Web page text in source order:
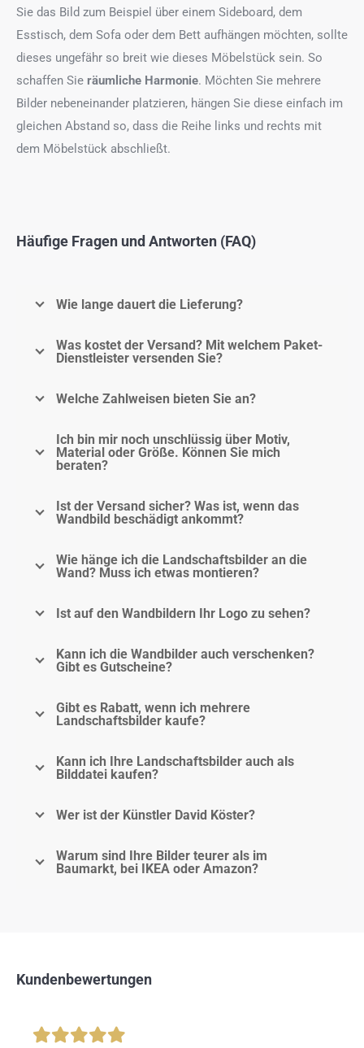
Sie das Bild zum Beispiel über einem Sideboard, dem
Esstisch, dem Sofa oder dem Bett aufhängen möchten, sollte
dieses ungefähr so breit wie dieses Möbelstück sein. So
schaffen Sie räumliche Harmonie. Möchten Sie mehrere
Bilder nebeneinander platzieren, hängen Sie diese einfach im
gleichen Abstand so, dass die Reihe links und rechts mit
dem Möbelstück abschließt.
Häufige Fragen und Antworten (FAQ)
Wie lange dauert die Lieferung?
Was kostet der Versand? Mit welchem Paket-
Dienstleister versenden Sie?
Welche Zahlweisen bieten Sie an?
Ich bin mir noch unschlüssig über Motiv,
Material oder Größe. Können Sie mich
beraten?
Ist der Versand sicher? Was ist, wenn das
Wandbild beschädigt ankommt?
Wie hänge ich die Landschaftsbilder an die
Wand? Muss ich etwas montieren?
Ist auf den Wandbildern Ihr Logo zu sehen?
Kann ich die Wandbilder auch verschenken?
Gibt es Gutscheine?
Gibt es Rabatt, wenn ich mehrere
Landschaftsbilder kaufe?
Kann ich Ihre Landschaftsbilder auch als
Bilddatei kaufen?
Wer ist der Künstler David Köster?
Warum sind Ihre Bilder teurer als im
Baumarkt, bei IKEA oder Amazon?
Kundenbewertungen